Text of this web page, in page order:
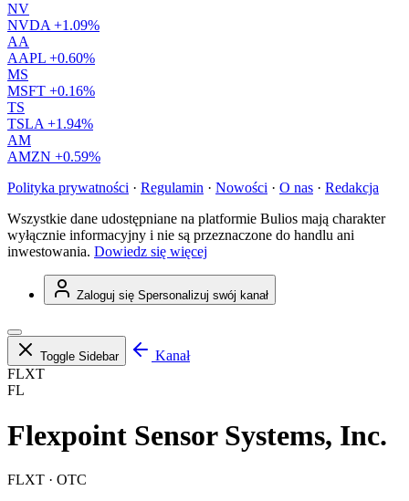
NV
NVDA +1.09%
AA
AAPL +0.60%
MS
MSFT +0.16%
TS
TSLA +1.94%
AM
AMZN +0.59%
Polityka prywatności · Regulamin · Nowości · O nas · Redakcja
Wszystkie dane udostępniane na platformie Bulios mają charakter
wyłącznie informacyjny i nie są przeznaczone do handlu ani
inwestowania. Dowiedz się więcej
Zaloguj się Spersonalizuj swój kanał
Toggle Sidebar
Kanał
FLXT
FL
Flexpoint Sensor Systems, Inc.
FLXT · OTC